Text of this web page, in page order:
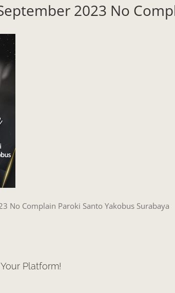
2023 No
No Complain Paroki Santo Yakobus Surabaya
Platform!